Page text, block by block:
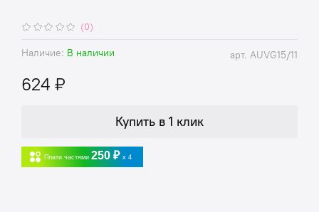
(0)
арт. AUVG15/11
Наличие: В наличии
624 ₽
Купить в 1 клик
Плати частями 250 ₽ x 4